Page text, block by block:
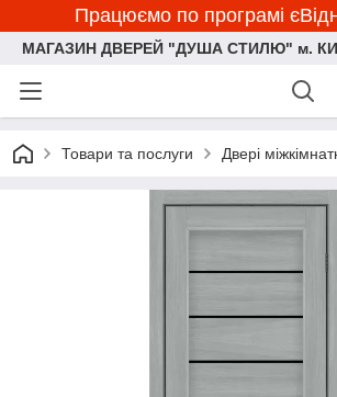
Працюємо по програмі
МАГАЗИН ДВЕРЕЙ "ДУША СТИЛЮ" м. КИЇВ
Товари та послуги Двері